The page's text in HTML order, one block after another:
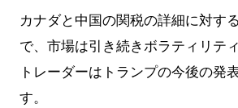
カナダと中国の関税の詳細に対す
で、市場は引き続きボラティリテ
トレーダーはトランプの今後の発
す。